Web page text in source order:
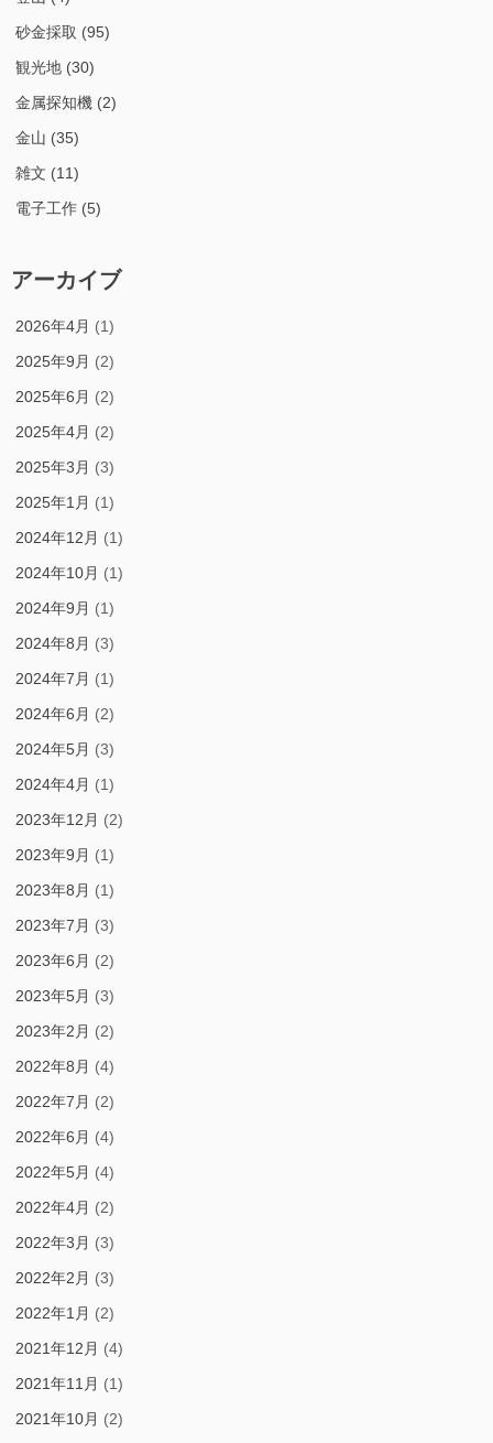
砂金採取 (95)
観光地 (30)
金属探知機 (2)
金山 (35)
雑文 (11)
電子工作 (5)
アーカイブ
2026年4月 (1)
2025年9月 (2)
2025年6月 (2)
2025年4月 (2)
2025年3月 (3)
2025年1月 (1)
2024年12月 (1)
2024年10月 (1)
2024年9月 (1)
2024年8月 (3)
2024年7月 (1)
2024年6月 (2)
2024年5月 (3)
2024年4月 (1)
2023年12月 (2)
2023年9月 (1)
2023年8月 (1)
2023年7月 (3)
2023年6月 (2)
2023年5月 (3)
2023年2月 (2)
2022年8月 (4)
2022年7月 (2)
2022年6月 (4)
2022年5月 (4)
2022年4月 (2)
2022年3月 (3)
2022年2月 (3)
2022年1月 (2)
2021年12月 (4)
2021年11月 (1)
2021年10月 (2)